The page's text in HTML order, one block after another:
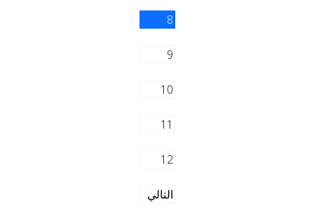
8
9
10
11
12
التالي